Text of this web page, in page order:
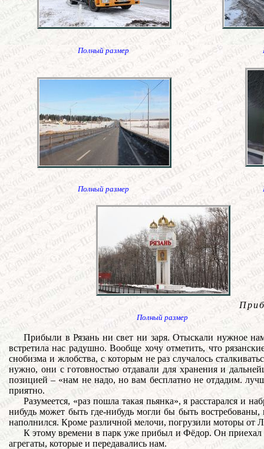
Полный размер
Полный размер
Полный размер
Прибыли в Рязань ни свет ни заря. Отыскали нужное
встретила нас радушно. Вообще хочу отметить, что
снобизма и жлобства, с которым не раз случалось
нужно, они с готовностью отдавали для хранения и
позицией – «нам не надо, но вам бесплатно не отдадим.
приятно.
Разумеется, «раз пошла такая пьянка», я расстарался и
нибудь может быть где-нибудь могли бы быть
наполнился. Кроме различной мелочи, погрузили моторы от
К этому времени в парк уже прибыл и Фёдор. Он
агрегаты, которые и передавались нам.